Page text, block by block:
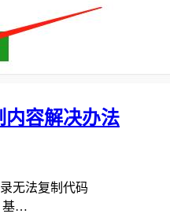
内容解决办法
无法复制代码
基…